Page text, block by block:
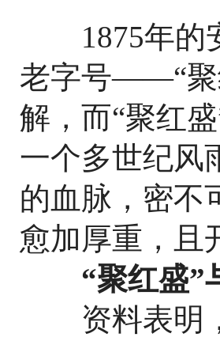
1875年的安
老字号——“聚
解，而“聚红
一个多世纪风
的血脉，密不
愈加厚重，且
“聚红盛”
资料表明，